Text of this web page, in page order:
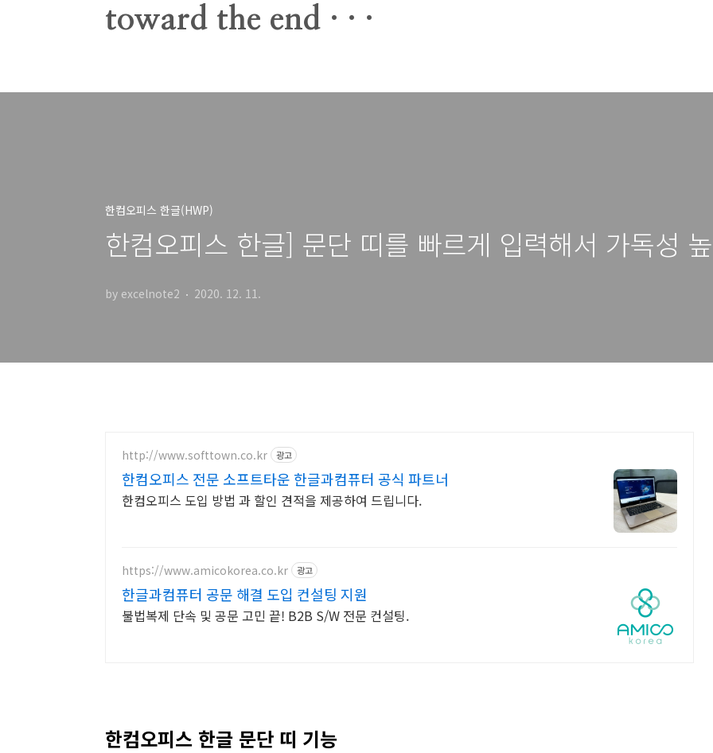
toward the end · · ·
한컴오피스 한글(HWP)
한컴오피스 한글] 문단 띠를 빠르게 입력해서 가독성
by excelnote2 2020. 12. 11.
http://www.softtown.co.kr 광고
한컴오피스 전문 소프트타운 한글과컴퓨터 공식 파트너
한컴오피스 도입 방법 과 할인 견적을 제공하여 드립니다.
https://www.amicokorea.co.kr 광고
한글과컴퓨터 공문 해결 도입 컨설팅 지원
불법복제 단속 및 공문 고민 끝! B2B S/W 전문 컨설팅.
한컴오피스 한글 문단 띠 기능